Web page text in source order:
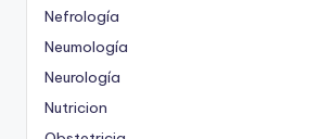
Nefrología
Neumología
Neurología
Nutricion